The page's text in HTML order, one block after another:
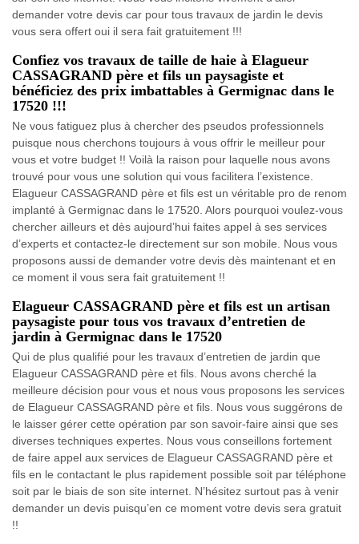
demander votre devis car pour tous travaux de jardin le devis
vous sera offert oui il sera fait gratuitement !!!
Confiez vos travaux de taille de haie à Elagueur
CASSAGRAND père et fils un paysagiste et
bénéficiez des prix imbattables à Germignac dans le
17520 !!!
Ne vous fatiguez plus à chercher des pseudos professionnels
puisque nous cherchons toujours à vous offrir le meilleur pour
vous et votre budget !! Voilà la raison pour laquelle nous avons
trouvé pour vous une solution qui vous facilitera l’existence.
Elagueur CASSAGRAND père et fils est un véritable pro de renom
implanté à Germignac dans le 17520. Alors pourquoi voulez-vous
chercher ailleurs et dès aujourd’hui faites appel à ses services
d’experts et contactez-le directement sur son mobile. Nous vous
proposons aussi de demander votre devis dès maintenant et en
ce moment il vous sera fait gratuitement !!
Elagueur CASSAGRAND père et fils est un artisan
paysagiste pour tous vos travaux d’entretien de
jardin à Germignac dans le 17520
Qui de plus qualifié pour les travaux d’entretien de jardin que
Elagueur CASSAGRAND père et fils. Nous avons cherché la
meilleure décision pour vous et nous vous proposons les services
de Elagueur CASSAGRAND père et fils. Nous vous suggérons de
le laisser gérer cette opération par son savoir-faire ainsi que ses
diverses techniques expertes. Nous vous conseillons fortement
de faire appel aux services de Elagueur CASSAGRAND père et
fils en le contactant le plus rapidement possible soit par téléphone
soit par le biais de son site internet. N’hésitez surtout pas à venir
demander un devis puisqu’en ce moment votre devis sera gratuit
!!